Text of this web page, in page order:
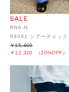
RNA-N
￥12,320 （20%OFF）
￥15,400